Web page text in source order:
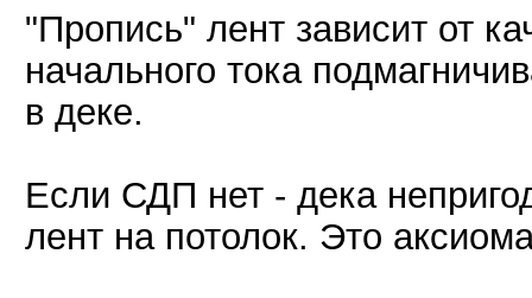
"Пропись" лент зависит от
начального тока
в деке.
Если СДП нет - дека
лент на потолок. Это